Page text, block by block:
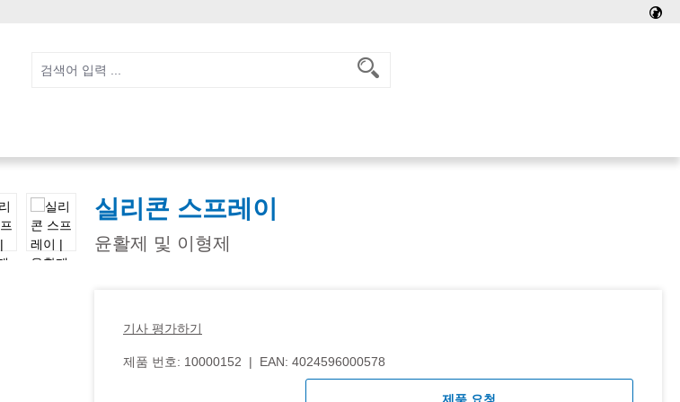
실리콘 스프레이
윤활제 및 이형제
기사 평가하기
제품 번호: 10000152 | EAN: 4024596000578